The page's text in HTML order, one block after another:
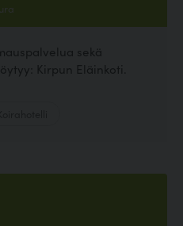
sekä
Kirpun Eläinkoti.